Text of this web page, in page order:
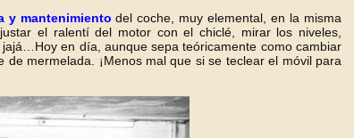
y mantenimiento del coche, muy elemental, en la misma
el ralentí del motor con el chiclé, mirar los niveles,
en día, aunque sepa teóricamente como cambiar
mermelada. ¡Menos mal que si se teclear el móvil para